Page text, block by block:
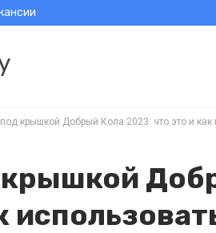
крышкой Добрый Кола 2023: что это и как